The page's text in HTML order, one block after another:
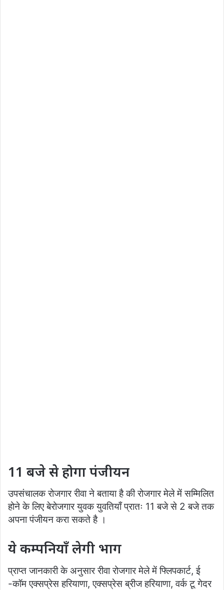
11 बजे से होगा पंजीयन
उपसंचालक रोजगार रीवा ने बताया है की रोजगार मेले में सम्मिलित
होने के लिए बेरोजगार युवक युवतियाँ प्रातः 11 बजे से 2 बजे तक
अपना पंजीयन करा सकते है ।
ये कम्पनियाँ लेगी भाग
प्राप्त जानकारी के अनुसार रीवा रोजगार मेले में फ्लिपकार्ट, ई
-कॉम एक्सप्रेस हरियाणा, एक्सप्रेस ब्रीज हरियाणा, वर्क टू गेदर